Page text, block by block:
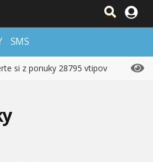
SMS
si z ponuky 28795 vtipov